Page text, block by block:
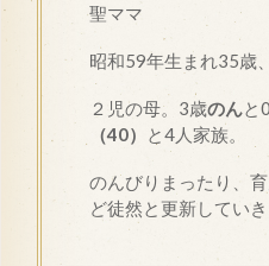
聖ママ
昭和59年生まれ35歳
２児の母。3歳のんと
（40）
と4人家族。
のんびりまったり、
ど徒然と更新していき